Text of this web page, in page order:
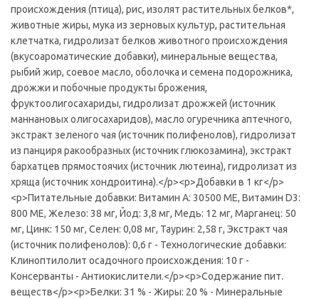
происхождения (птица), рис, изолят растительных белков*,
животные жиры, мука из зерновых культур, растительная
клетчатка, гидролизат белков животного происхождения
(вкусоароматические добавки), минеральные вещества,
рыбий жир, соевое масло, оболочка и семена подорожника,
дрожжи и побочные продукты брожения,
фруктоолигосахариды, гидролизат дрожжей (источник
мaннановых олигосахаридов), масло огуречника аптечного,
экстракт зеленого чая (источник полифенолов), гидролизат
из панциря ракообразных (источник глюкозамина), экстракт
бархатцев прямостоячих (источник лютеина), гидролизат из
хряща (источник хондроитина).</p><p>Добавки в 1 кг</p>
<p>Питательные добавки: Витамин A: 30500 ME, Витамин D3:
800 ME, Железо: 38 мг, Йод: 3,8 мг, Медь: 12 мг, Марганец: 50
мг, Цинк: 150 мг, Ceлeн: 0,08 мг, Таурин: 2,58 г, Экстракт чая
(источник полифенолов): 0,6 г - Технологические добавки:
Клиноптилолит осадочного происхождения: 10 г -
Консерванты - Антиокислители.</p><p>Содержание пит.
веществ</p><p>Белки: 31 % - Жиры: 20 % - Минеральные